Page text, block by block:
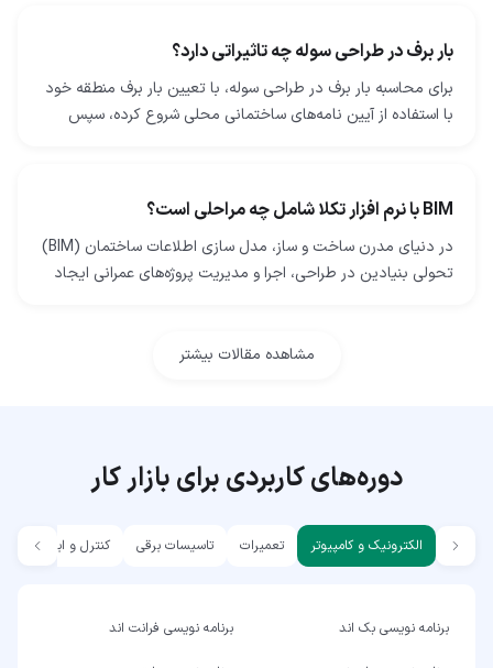
بار برف در طراحی سوله چه تاثیراتی دارد؟
برای محاسبه بار برف در طراحی سوله، با تعیین بار برف منطقه خود
با استفاده از آیین‌ نامه‌های ساختمانی محلی شروع کرده، سپس
BIM با نرم افزار تکلا شامل چه مراحلی است؟
در دنیای مدرن ساخت ‌و ساز، مدل ‌سازی اطلاعات ساختمان (BIM)
تحولی بنیادین در طراحی، اجرا و مدیریت پروژه‌های عمرانی ایجاد
مشاهده مقالات بیشتر
دوره‌های کاربردی برای بازار کار
الکترونیک و کامپیوتر تعمیرات تاسیسات برقی کنترل و ابزار دقیق
برنامه نویسی بک اند برنامه نویسی فرانت اند